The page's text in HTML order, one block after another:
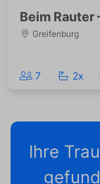
Beim Rauter
Greifenburg
7 2x
Ihre